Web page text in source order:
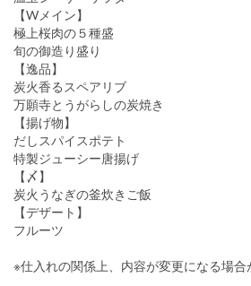
【Wメイン】
極上桜肉の５種盛
旬の御造り盛り
【逸品】
炭火香るスペアリブ
万願寺とうがらしの炭焼き
【揚げ物】
だしスパイスポテト
特製ジューシー唐揚げ
【〆】
炭火うなぎの釜炊きご飯
【デザート】
フルーツ
※仕入れの関係上、内容が変更になる場合